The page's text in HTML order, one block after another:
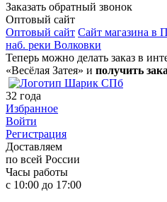
Заказать обратный звонок
Оптовый сайт
Оптовый сайт Сайт магазина в
наб. реки Волковки
Теперь можно делать заказ в
«Весёлая Затея» и получить
32 года
Избранное
Войти
Регистрация
Доставляем
по всей России
Часы работы
с 10:00 до 17:00